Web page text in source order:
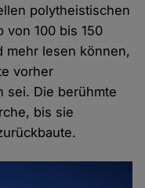
polytheistischen
von 100 bis 150
mehr lesen können,
vorher
sei. Die berühmte
bis sie